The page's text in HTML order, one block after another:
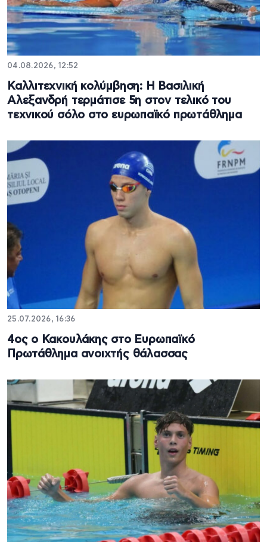
04.08.2026, 12:52
Καλλιτεχνική κολύμβηση: Η Βασιλική
Αλεξανδρή τερμάτισε 5η στον τελικό του
τεχνικού σόλο στο ευρωπαϊκό πρωτάθλημα
25.07.2026, 16:36
4ος ο Κακουλάκης στο Ευρωπαϊκό
Πρωτάθλημα ανοιχτής θάλασσας